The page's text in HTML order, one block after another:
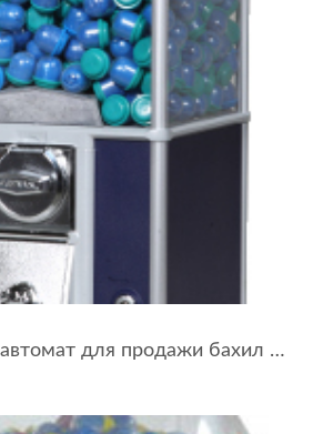
Механический автомат для продажи бахил BEAVER NB-20